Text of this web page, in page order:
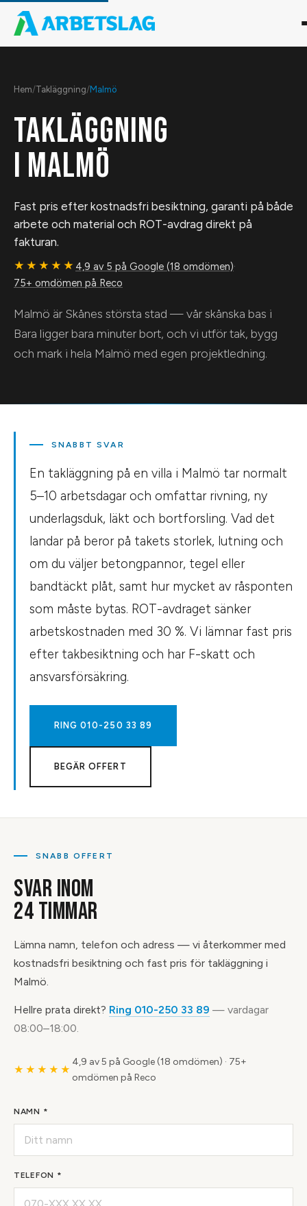
Hem/Takläggning/Malmö
TAKLÄGGNING
I MALMÖ
Fast pris efter kostnadsfri besiktning, garanti på både
arbete och material och ROT-avdrag direkt på
fakturan.
★★★★★ 4,9 av 5 på Google (18 omdömen)·
75+ omdömen på Reco
Malmö är Skånes största stad — vår skånska bas i
Bara ligger bara minuter bort, och vi utför tak, bygg
och mark i hela Malmö med egen projektledning.
SNABBT SVAR
En takläggning på en villa i Malmö tar normalt
5–10 arbetsdagar och omfattar rivning, ny
underlagsduk, läkt och bortforsling. Vad det
landar på beror på takets storlek, lutning och
om du väljer betongpannor, tegel eller
bandtäckt plåt, samt hur mycket av råsponten
som måste bytas. ROT-avdraget sänker
arbetskostnaden med 30 %. Vi lämnar fast pris
efter takbesiktning och har F-skatt och
ansvarsförsäkring.
RING010-250 33 89
BEGÄR OFFERT
SNABB OFFERT
SVAR INOM
24 TIMMAR
Lämna namn, telefon och adress — vi återkommer med
kostnadsfri besiktning och fast pris för takläggning i
Malmö.
Hellre prata direkt? Ring 010-250 33 89 — vardagar
08:00–18:00.
★★★★★
4,9 av 5 på Google (18 omdömen) · 75+
omdömen på Reco
NAMN *
TELEFON *